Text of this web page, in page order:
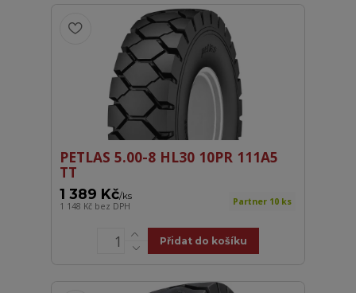
PETLAS 5.00-8 HL30 10PR 111A5
TT
1 389 Kč/ks
1 148 Kč bez DPH Partner 10 ks
Přidat do košíku